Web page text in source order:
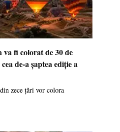
fi colorat de 30 de
de-a șaptea ediție a
zece țări vor colora